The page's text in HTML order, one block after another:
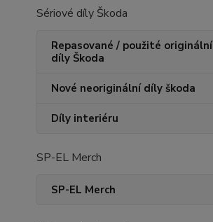
Sériové díly Škoda
Repasované / použité originální
díly Škoda
Nové neoriginální díly škoda
Díly interiéru
SP-EL Merch
SP-EL Merch